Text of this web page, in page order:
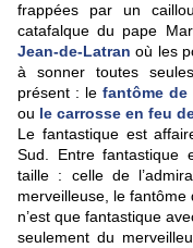
frappées par un
catafalque du pape
Jean-de-Latran où les
à sonner toutes
présent : le fantôme de
ou le carrosse en feu
Le fantastique est
Sud. Entre fantastique
taille : celle de
merveilleuse, le fantôme
n’est que fantastique
seulement du